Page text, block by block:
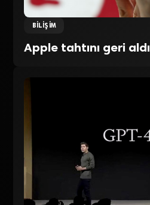
BILIŞIM
Apple tahtını geri aldı